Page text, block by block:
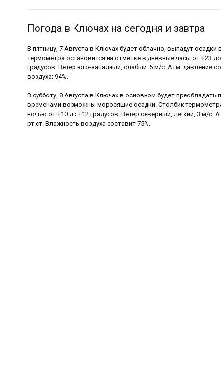
Погода в Ключах на сегодня и завтра
В пятницу, 7 Августа в Ключах будет облачно, выпадут
термометра остановится на отметке в дневные часы от +23
градусов. Ветер юго-западный, слабый, 5 м/с. Атм. давление
воздуха: 94%.
В субботу, 8 Августа в Ключах в основном будет преобладать
временами возможны моросящие осадки. Столбик
ночью от +10 до +12 градусов. Ветер северный, лёгкий, 3 м/с.
рт.ст. Влажность воздуха составит 75%.